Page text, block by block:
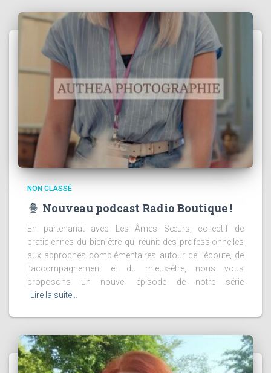
NON CLASSÉ
Nouveau podcast Radio Boutique !
En partenariat avec Les Âmes Sœurs, collectif de
praticiennes du bien-être qui réunit des professionnelles
aux approches complémentaires autour de l’écoute, de
l’accompagnement et du mieux-être, nous vous
proposons un nouvel épisode de notre série
Lire la suite…